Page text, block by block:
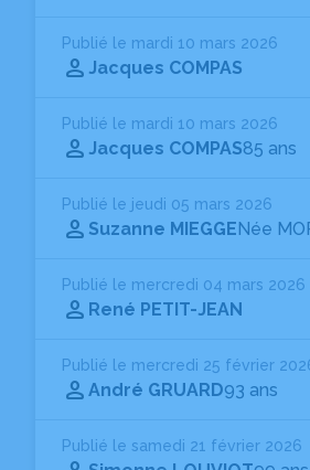
Publié le mardi 10 mars 2026
Jacques COMPAS
Publié le mardi 10 mars 2026
Jacques COMPAS85 ans
Publié le jeudi 05 mars 2026
Suzanne MIEGGENée
Publié le mercredi 04 mars 2026
René PETIT-JEAN
Publié le mercredi 25 février
André GRUARD93 ans
Publié le samedi 21 février 2026